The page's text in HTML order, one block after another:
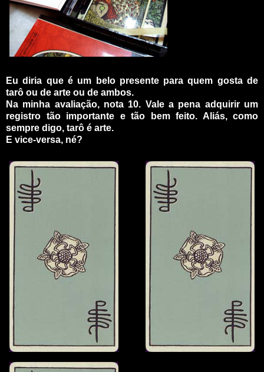
Eu diria que é um belo presente para quem gosta de
tarô ou de arte ou de ambos.
Na minha avaliação, nota 10. Vale a pena adquirir um
registro tão importante e tão bem feito. Aliás, como
sempre digo, tarô é arte.
E vice-versa, né?